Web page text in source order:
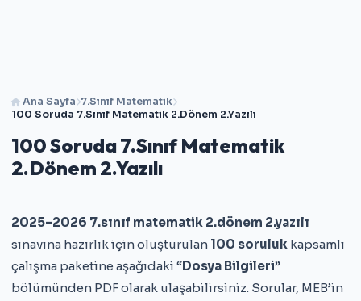
Ana Sayfa 7.Sınıf Matematik
100 Soruda 7.Sınıf Matematik 2.Dönem 2.Yazılı
100 Soruda 7.Sınıf Matematik
2.Dönem 2.Yazılı
2025–2026 7.sınıf matematik 2.dönem 2.yazılı
sınavına hazırlık için oluşturulan 100 soruluk kapsamlı
çalışma paketine aşağıdaki “Dosya Bilgileri”
bölümünden PDF olarak ulaşabilirsiniz. Sorular, MEB’in